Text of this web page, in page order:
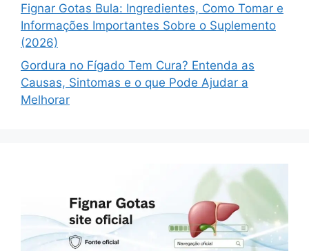
Fignar Gotas Bula: Ingredientes, Como Tomar e
Informações Importantes Sobre o Suplemento
(2026)
Gordura no Fígado Tem Cura? Entenda as
Causas, Sintomas e o que Pode Ajudar a
Melhorar